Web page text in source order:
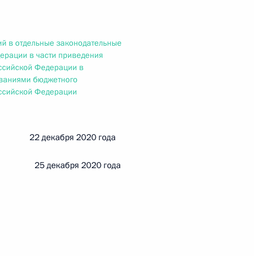
г. № 256-ФЗ
«О присяжных заседателях федеральных судов общей
г. № 263-ФЗ
в отдельные законодательные
в части приведения
Федерации в
бюджетного
Федерации
22 декабря 2020 года
декабря 2020 года